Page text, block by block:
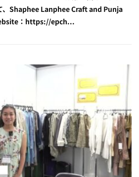
、Shaphee Lanphee Craft and Punja
：https://epch...